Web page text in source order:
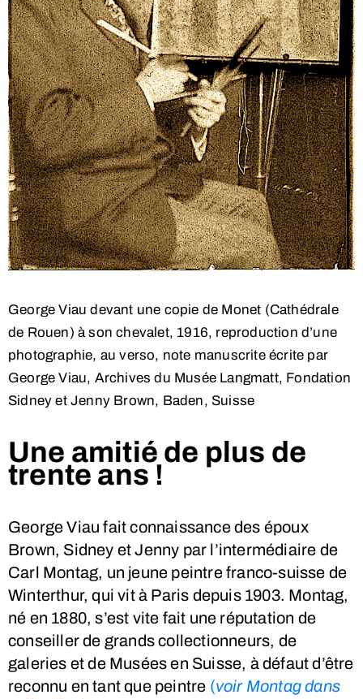
George Viau devant une copie de Monet (Cathédrale
de Rouen) à son chevalet, 1916, reproduction d’une
photographie, au verso, note manuscrite écrite par
George Viau, Archives du Musée Langmatt, Fondation
Sidney et Jenny Brown, Baden, Suisse
Une amitié de plus de
trente ans !
George Viau fait connaissance des époux
Brown, Sidney et Jenny par l’intermédiaire de
Carl Montag, un jeune peintre franco-suisse de
Winterthur, qui vit à Paris depuis 1903. Montag,
né en 1880, s’est vite fait une réputation de
conseiller de grands collectionneurs, de
galeries et de Musées en Suisse, à défaut d’être
reconnu en tant que peintre (voir Montag dans